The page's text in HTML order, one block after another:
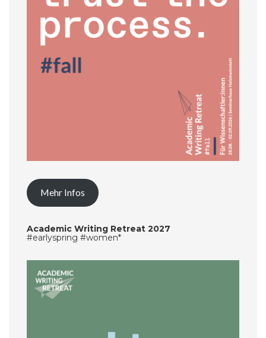
Mehr Infos
Academic Writing Retreat 2027
#earlyspring #women*